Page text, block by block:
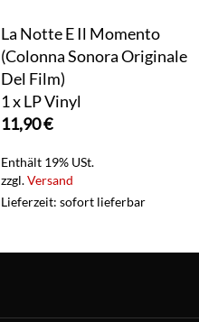
La Notte E Il Momento
(Colonna Sonora Originale
Del Film)
1 x LP Vinyl
11,90€
Enthält 19% USt.
zzgl.Versand
Lieferzeit: sofort lieferbar